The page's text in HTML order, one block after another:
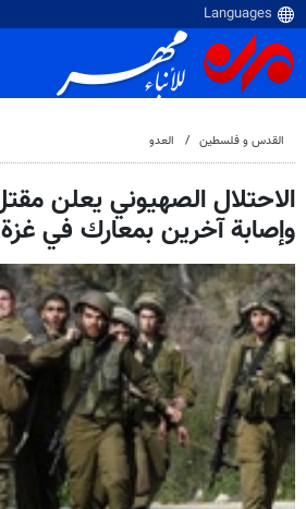
القدس و فلسطین العدو
وإصابة آخرين بمعارك في غزة